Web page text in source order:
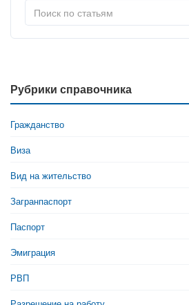
Рубрики справочника
Гражданство
Виза
Вид на жительство
Загранпаспорт
Паспорт
Эмиграция
РВП